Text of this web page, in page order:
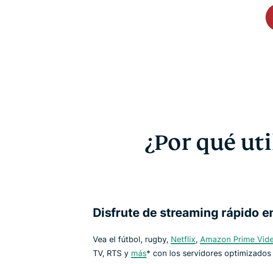
¿Por qué
Disfrute de streaming rápido
Vea el fútbol, rugby, Netflix, Amazon Prime
TV, RTS y más* con los servidores optimizados